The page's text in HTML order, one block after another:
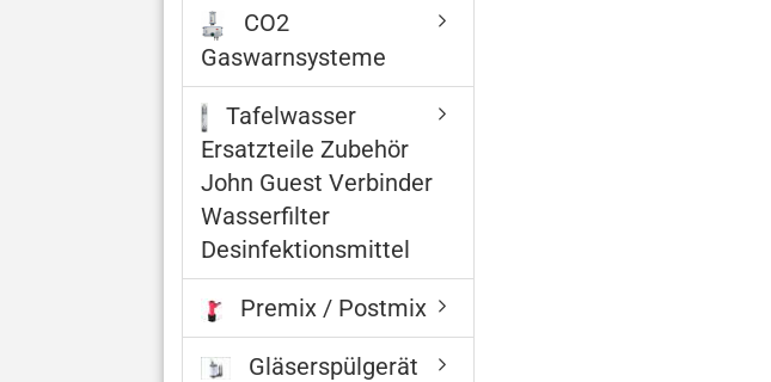
CO2
Gaswarnsysteme
Tafelwasser
Ersatzteile Zubehör
John Guest Verbinder
Wasserfilter
Desinfektionsmittel
Premix / Postmix
Gläserspülgerät